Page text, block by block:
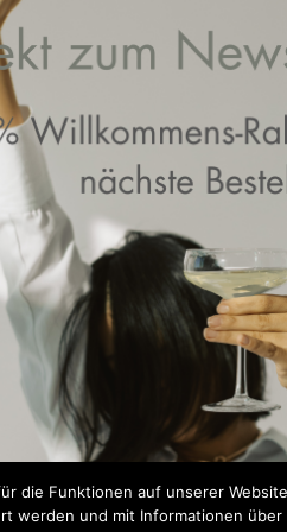
die Funktionen auf unserer
werden und mit Informationen